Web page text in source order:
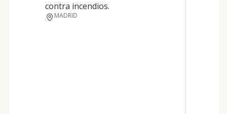
contra incendios.
MADRID